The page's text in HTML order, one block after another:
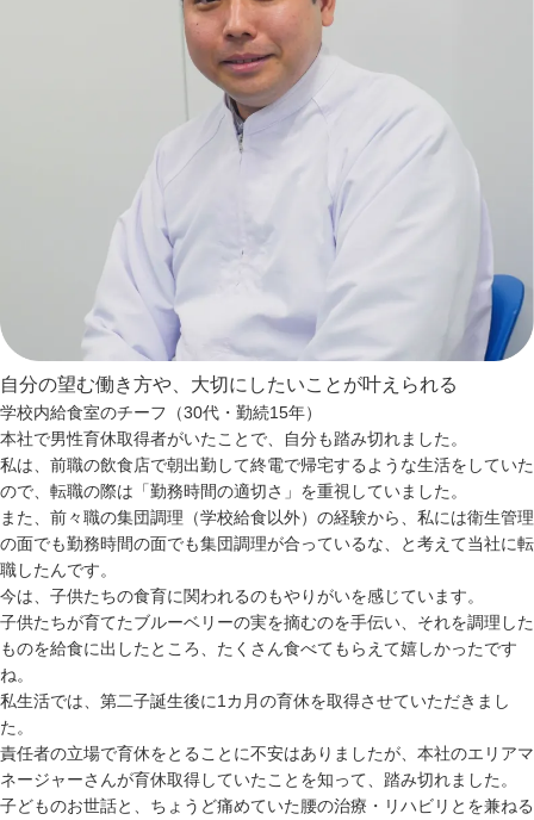
自分の望む働き方や、大切にしたいことが叶えられる
学校内給食室のチーフ（30代・勤続15年）
本社で男性育休取得者がいたことで、自分も踏み切れました。
私は、前職の飲食店で朝出勤して終電で帰宅するような生活をしていた
ので、転職の際は「勤務時間の適切さ」を重視していました。
また、前々職の集団調理（学校給食以外）の経験から、私には衛生管理
の面でも勤務時間の面でも集団調理が合っているな、と考えて当社に転
職したんです。
今は、子供たちの食育に関われるのもやりがいを感じています。
子供たちが育てたブルーベリーの実を摘むのを手伝い、それを調理した
ものを給食に出したところ、たくさん食べてもらえて嬉しかったです
ね。
私生活では、第二子誕生後に1カ月の育休を取得させていただきまし
た。
責任者の立場で育休をとることに不安はありましたが、本社のエリアマ
ネージャーさんが育休取得していたことを知って、踏み切れました。
子どものお世話と、ちょうど痛めていた腰の治療・リハビリとを兼ねる